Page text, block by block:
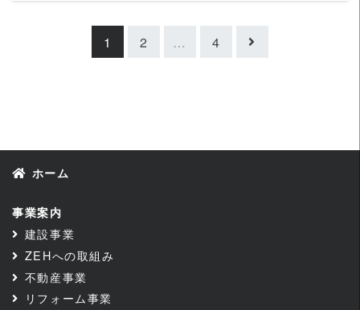
1 2 … 4
ホーム
事業案内
建設事業
ZEHへの取組み
不動産事業
リフォーム事業